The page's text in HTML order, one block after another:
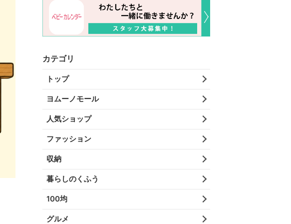
カテゴリ
トップ
ヨムーノモール
人気ショップ
ファッション
収納
暮らしのくふう
100均
グルメ